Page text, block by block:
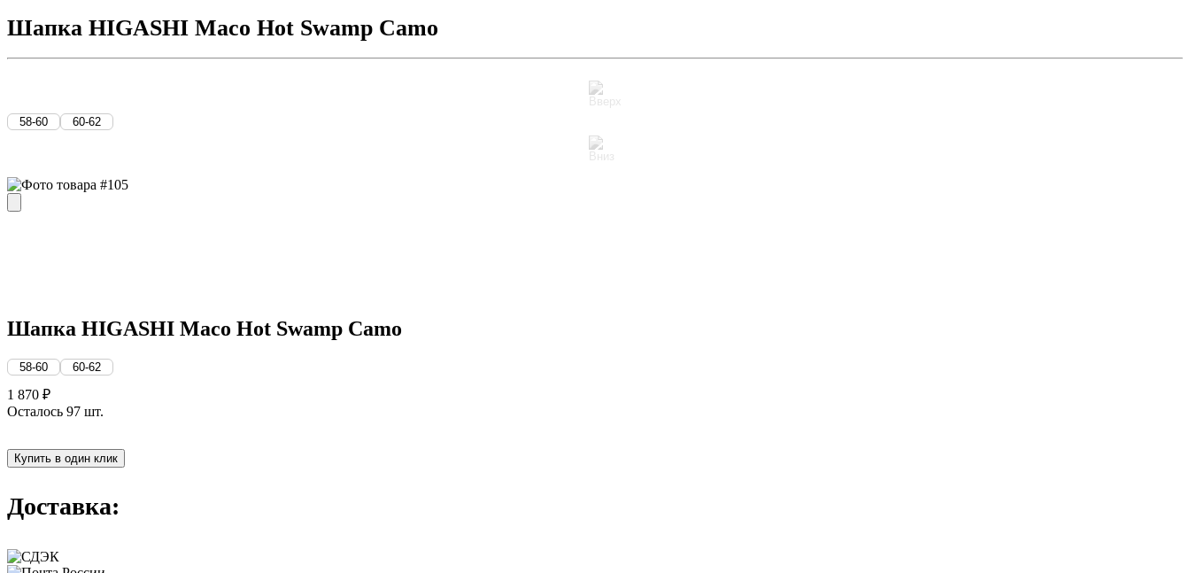
Шапка HIGASHI Maco Hot Swamp Camo
58-60 60-62
Шапка HIGASHI Maco Hot Swamp Camo
58-60 60-62
1 870 ₽
Осталось 97 шт.
Купить в один клик
Доставка: